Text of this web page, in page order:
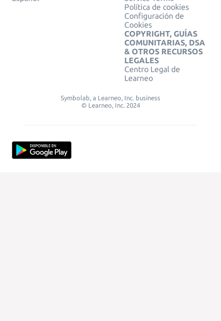
Política de cookies
Configuración de
Cookies
COPYRIGHT, GUÍAS
COMUNITARIAS, DSA
& OTROS RECURSOS
LEGALES
Centro Legal de
Learneo
Symbolab, a Learneo, Inc. business
© Learneo, Inc. 2024